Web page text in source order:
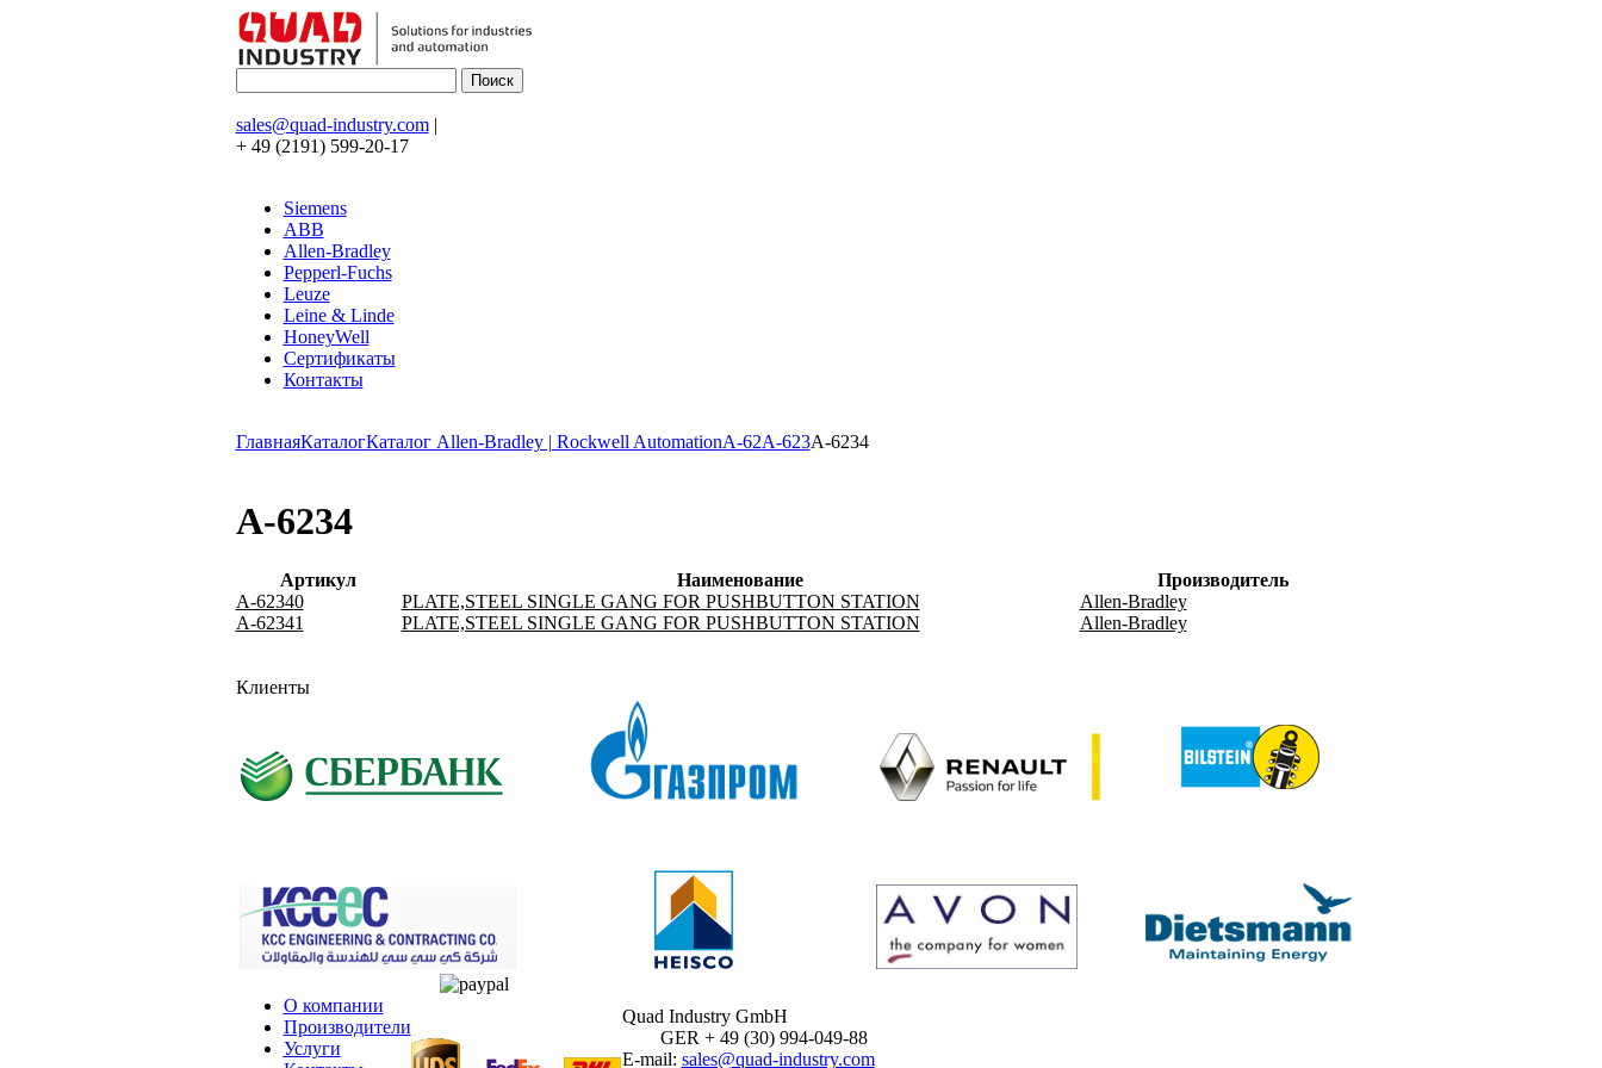
sales@quad-industry.com|
+ 49 (2191) 599-20-17
Siemens
ABB
Allen-Bradley
Pepperl-Fuchs
Leuze
Leine & Linde
HoneyWell
Сертификаты
Контакты
ГлавнаяКаталогКаталог Allen-Bradley | Rockwell AutomationA-62A-623A-6234
A-6234
Артикул Наименование
Производитель
A-62340
PLATE,STEEL SINGLE GANG FOR PUSHBUTTON STATION
Allen-Bradley
A-62341
PLATE,STEEL SINGLE GANG FOR PUSHBUTTON STATION Allen-Bradley
Клиенты
О компании
Производители
Услуги
Quad Industry GmbH
GER + 49 (30) 994-049-88
E-mail: sales@quad-industry.com